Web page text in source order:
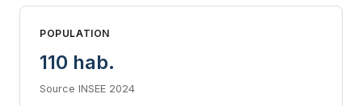
POPULATION
110 hab.
Source INSEE 2024